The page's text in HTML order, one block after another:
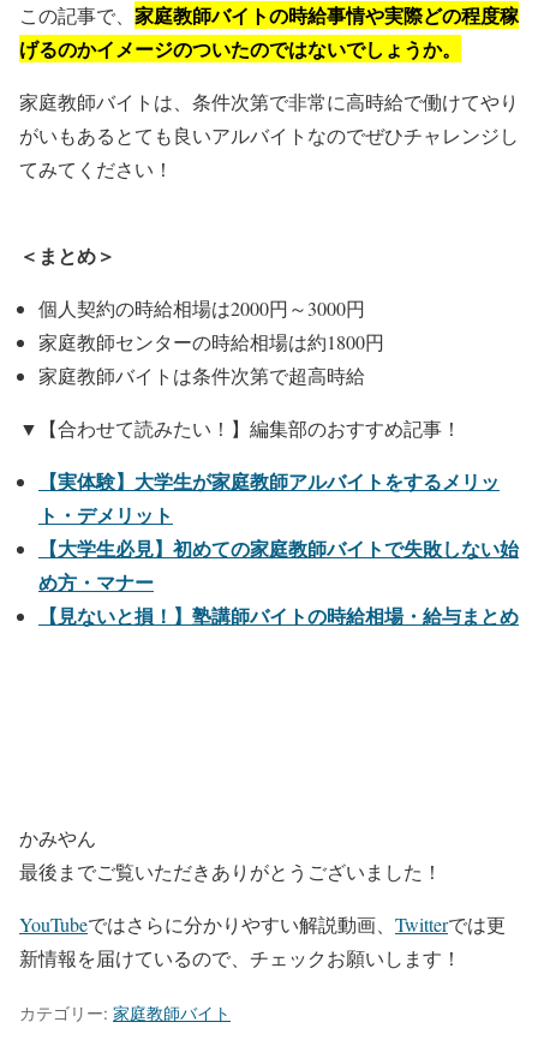
この記事で、 家庭教師バイトの時給事情や実際どの程度稼
げるのかイメージのついたのではないでしょうか。
家庭教師バイトは、条件次第で非常に高時給で働けてやり
がいもあるとても良いアルバイトなのでぜひチャレンジし
てみてください！
＜まとめ＞
個人契約の時給相場は2000円～3000円
家庭教師センターの時給相場は約1800円
家庭教師バイトは条件次第で超高時給
▼【合わせて読みたい！】編集部のおすすめ記事！
【実体験】大学生が家庭教師アルバイトをするメリッ
ト・デメリット
【大学生必見】初めての家庭教師バイトで失敗しない始
め方・マナー
【見ないと損！】塾講師バイトの時給相場・給与まとめ
かみやん
最後までご覧いただきありがとうございました！
YouTubeではさらに分かりやすい解説動画、 Twitterでは更
新情報を届けているので、チェックお願いします！
カテゴリー: 家庭教師バイト